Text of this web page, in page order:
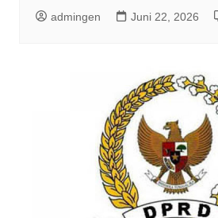
admingen Juni 22, 2026